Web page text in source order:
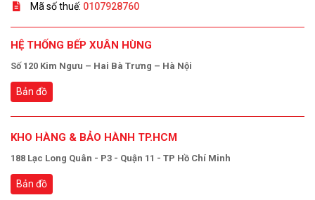
Mã số thuế: 0107928760
HỆ THỐNG BẾP XUÂN HÙNG
Số 120 Kim Ngưu – Hai Bà Trưng – Hà Nội
Bản đồ
KHO HÀNG & BẢO HÀNH TP.HCM
188 Lạc Long Quân - P3 - Quận 11 - TP Hồ Chí Minh
Bản đồ